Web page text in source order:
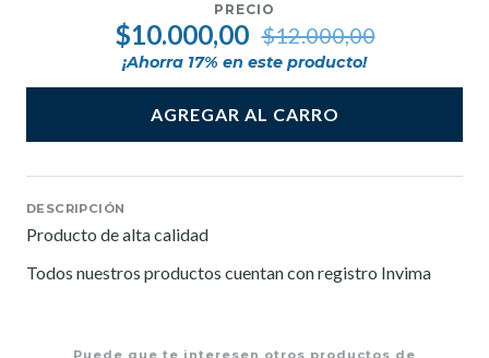
PRECIO
$10.000,00 $12.000,00
¡Ahorra 17% en este producto!
AGREGAR AL CARRO
DESCRIPCIÓN
Producto de alta calidad
Todos nuestros productos cuentan con registro Invima
Puede que te interesen otros productos de